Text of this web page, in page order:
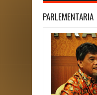
PARLEMENTARIA